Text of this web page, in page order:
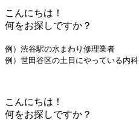
こんにちは！
何をお探しですか？
例）渋谷駅の水まわり修理業者
例）世田谷区の土日にやっている内科
こんにちは！
何をお探しですか？